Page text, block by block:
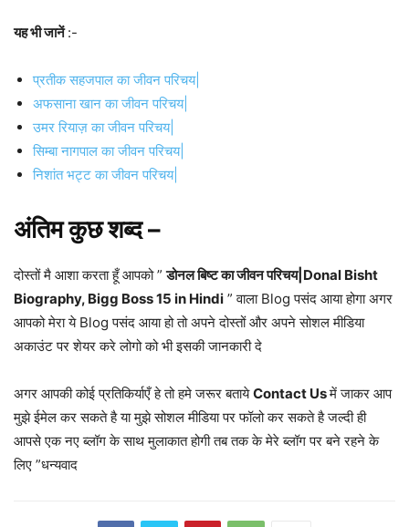
यह भी जानें:-
प्रतीक सहजपाल का जीवन परिचय|
अफसाना खान का जीवन परिचय|
उमर रियाज़ का जीवन परिचय|
सिम्‍बा नागपाल का जीवन परिचय|
निशांत भट्ट का जीवन परिचय|
अंतिम कुछ शब्द –
दोस्तों मै आशा करता हूँ आपको ”डोनल बिष्ट का जीवन परिचय|Donal Bisht
Biography, Bigg Boss 15 in Hindi ” वाला Blog पसंद आया होगा अगर
आपको मेरा ये Blog पसंद आया हो तो अपने दोस्तों और अपने सोशल मीडिया
अकाउंट पर शेयर करे लोगो को भी इसकी जानकारी दे
अगर आपकी कोई प्रतिकिर्याएँ हे तो हमे जरूर बतायेContact Usमें जाकर आप
मुझे ईमेल कर सकते है या मुझे सोशल मीडिया पर फॉलो कर सकते है जल्दी ही
आपसे एक नए ब्लॉग के साथ मुलाकात होगी तब तक के मेरे ब्लॉग पर बने रहने के
लिए ”धन्यवाद